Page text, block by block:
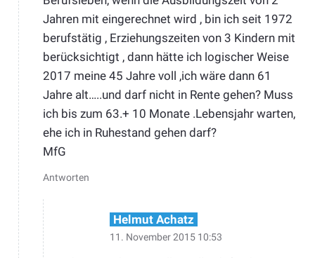
Jahren mit eingerechnet wird , bin ich seit 1972
berufstätig , Erziehungszeiten von 3 Kindern mit
berücksichtigt , dann hätte ich logischer Weise
2017 meine 45 Jahre voll ,ich wäre dann 61
Jahre alt…..und darf nicht in Rente gehen? Muss
ich bis zum 63.+ 10 Monate .Lebensjahr warten,
ehe ich in Ruhestand gehen darf?
MfG
Antworten
Helmut Achatz
11. November 2015 10:53